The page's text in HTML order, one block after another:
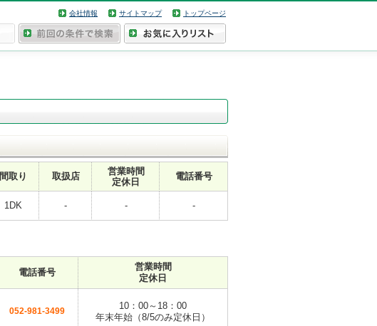
会社情報 サイトマップ トップページ
間取り 取扱店
営業時間
定休日
電話番号
1DK - - -
電話番号
営業時間
定休日
052-981-3499
10：00～18：00
年末年始（8/5のみ定休日）